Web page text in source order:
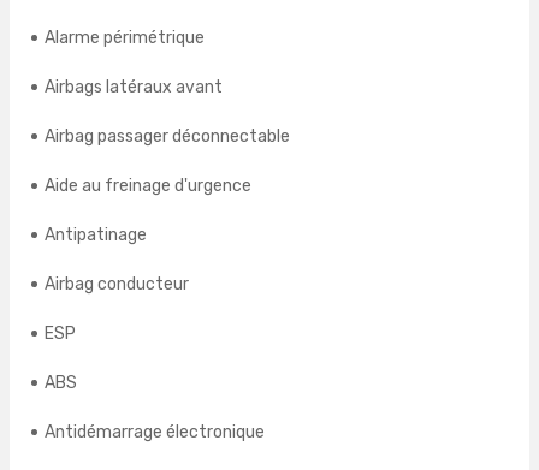
Alarme périmétrique
Airbags latéraux avant
Airbag passager déconnectable
Aide au freinage d'urgence
Antipatinage
Airbag conducteur
ESP
ABS
Antidémarrage électronique